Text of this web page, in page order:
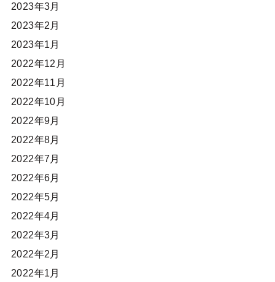
2023年3月
2023年2月
2023年1月
2022年12月
2022年11月
2022年10月
2022年9月
2022年8月
2022年7月
2022年6月
2022年5月
2022年4月
2022年3月
2022年2月
2022年1月